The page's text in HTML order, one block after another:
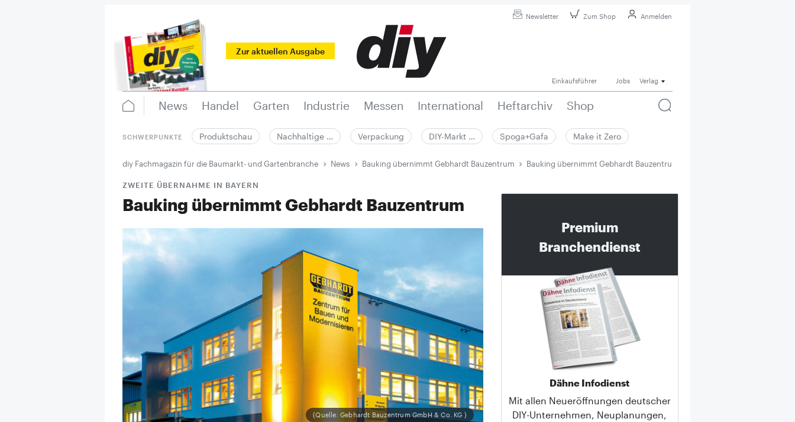
Newsletter Zum Shop Anmelden
Zur aktuellen Ausgabe
Einkaufsführer Jobs Verlag
News Handel Garten Industrie Messen International Heftarchiv Shop
SCHWERPUNKTE Produktschau Nachhaltige … Verpackung DIY-Markt … Spoga+Gafa Make it Zero
diy Fachmagazin für die Baumarkt- und Gartenbranche News Bauking übernimmt Gebhardt Bauzentrum Bauking übernimmt Gebhardt Bauzentrum
ZWEITE ÜBERNAHME IN BAYERN
Bauking übernimmt Gebhardt Bauzentrum
(Quelle: Gebhardt Bauzentrum GmbH & Co. KG )
Premium
Branchendienst
Dähne Infodienst
Mit allen Neueröffnungen deutscher
DIY-Unternehmen, Neuplanungen,